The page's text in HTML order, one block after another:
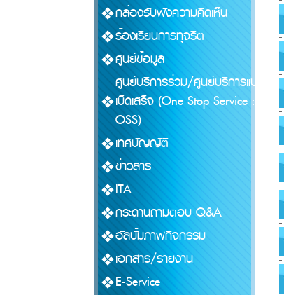
กล่องรับฟังความคิดเห็น
ร้องเรียนการทุจริต
ศูนย์ข้อมูล
ศูนย์บริการร่วม/ศูนย์บริการแบบ
เบ็ดเสร็จ (One Stop Service :
OSS)
เทศบัญญัติ
ข่าวสาร
ITA
กระดานถามตอบ Q&A
อัลบั้มภาพกิจกรรม
เอกสาร/รายงาน
E-Service